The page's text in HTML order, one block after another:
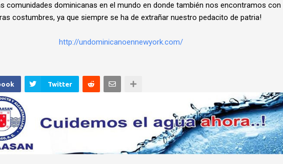
comunidades dominicanas en el mundo en donde también nos encontramos con
costumbres, ya que siempre se ha de extrañar nuestro pedacito de patria!
http://undominicanoennewyork.com/
Twitter